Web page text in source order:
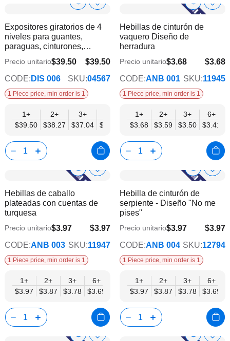
Show
Info
Añadir
la
deseos
Expositores giratorios de 4
niveles para guantes,
paraguas, cinturones,
hebillas y accesorios - Mobil
Displays | Sin productos$39.50
$34.57
Precio unitario$39.50
CODE: DIS 006 SKU:04567
1 Piece price, min order is 1
1+
$39.50
2+
$38.27
3+
$37.04
$35.80
6+
$34.57
Show
Info
Hebillas de cinturón de
vaquero Diseño de
herradura
$3.68
$2.98
Precio unitario$3.68
CODE:ANB 001 SKU:11945
1 Piece price, min order is 1
1+
$3.68
2+
$3.59
3+
$3.50
6+
$3.41
ShowAñadir
lista
deseos
Hebillas de caballo
plateadas con cuentas de
turquesa
$3.97
$3.21
Precio unitario$3.97
CODE:ANB 003 SKU:11947
1 Piece price, min order is 1
1+
$3.97
2+
$3.87
3+
$3.78
6+
$3.69
12+
$3.50
15+
$3.40
18+
$3.31
24+
$3.21
Show
Info
lista
Hebilla de cinturón de
serpiente - Diseño "No me
pises"
$3.97
$3.21
Precio unitario$3.97
CODE:ANB 004 SKU:12794
1 Piece price, min order is 1
1+
$3.97
2+
$3.87
3+
$3.78
6+
$3.69
Añadir